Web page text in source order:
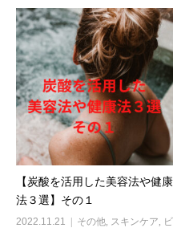
【炭酸を活用した美容法や健康
法３選】その１
2022.11.21 その他, スキンケア, ビ